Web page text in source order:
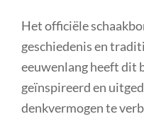
Het officiële
geschiedenis en
eeuwenlang heeft dit
geïnspireerd en
denkvermogen te